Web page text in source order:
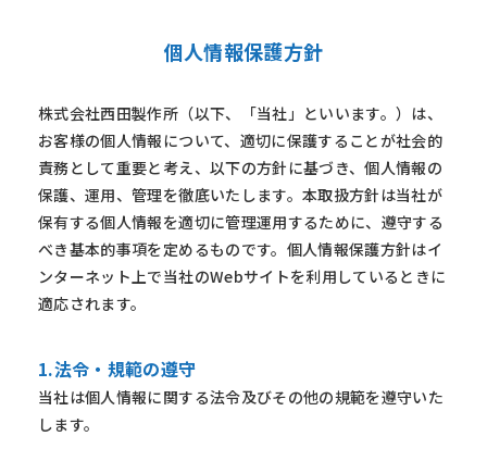
個人情報保護方針
株式会社西田製作所（以下、「当社」といいます。）は、
お客様の個人情報について、適切に保護することが社会的
責務として重要と考え、以下の方針に基づき、個人情報の
保護、運用、管理を徹底いたします。本取扱方針は当社が
保有する個人情報を適切に管理運用するために、遵守する
べき基本的事項を定めるものです。個人情報保護方針はイ
ンターネット上で当社のWebサイトを利用しているときに
適応されます。
1.法令・規範の遵守
当社は個人情報に関する法令及びその他の規範を遵守いた
します。